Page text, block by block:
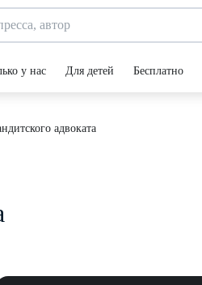
у нас Для детей Бесплатно
адвоката